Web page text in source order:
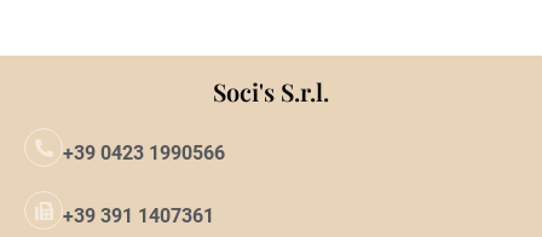
Soci's S.r.l.
+39 0423 1990566
+39 391 1407361